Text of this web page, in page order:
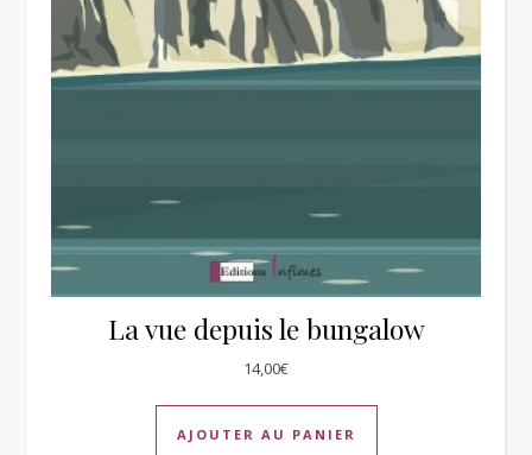
La vue depuis le bungalow
14,00€
AJOUTER AU PANIER